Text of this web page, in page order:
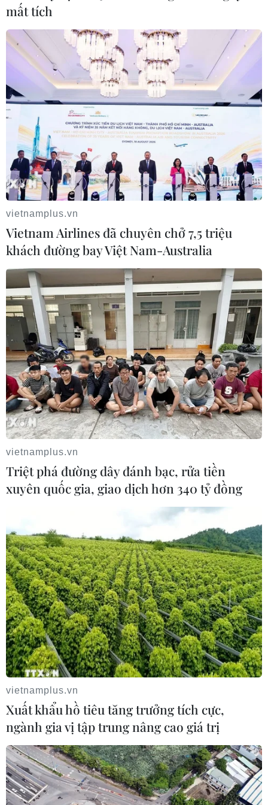
09/08/2026 06:28
Lâm Đồng: Mưa lớn gây sạt lở đèo Con Ó, cây đổ
trên đèo Bảo Lộc
09/08/2026 06:20
Mưa lớn gây ngập cục bộ, chia cắt một số khu vực
miền núi Quảng Trị
09/08/2026 04:35
Bão Dolphin gây ảnh hưởng diện rộng tại miền
Đông Trung Quốc
Nhật Bản: Sạt lở đất khiến gần 400 du khách mắc
kẹt
09/08/2026 03:52
mất tích
vietnamplus.vn
Vietnam Airlines đã chuyên chở 7,5 triệu
khách đường bay Việt Nam-Australia
vietnamplus.vn
Triệt phá đường dây đánh bạc, rửa tiền
xuyên quốc gia, giao dịch hơn 340 tỷ đồng
vietnamplus.vn
Xuất khẩu hồ tiêu tăng trưởng tích cực,
ngành gia vị tập trung nâng cao giá trị